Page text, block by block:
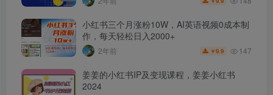
小红书三个月涨粉10W，AI英语视频0成本制
作，每天轻松日入2000+
2年前 ￥9.9 147
姜姜的小红书IP及变现课程，姜姜小红书
2024